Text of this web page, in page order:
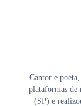
Cantor e
plataformas de
(SP) e